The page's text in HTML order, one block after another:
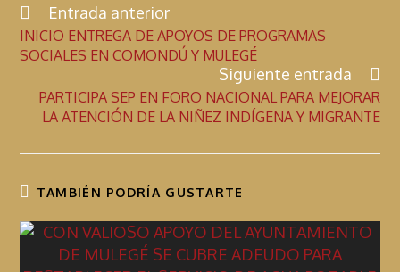
b
o
o
k
s
A
p
p
er n
g
er
C
o
n
a
r
l
e
Entrada anterior
INICIO ENTREGA DE APOYOS DE PROGRAMAS
SOCIALES EN COMONDÚ Y MULEGÉ
Siguiente entrada
PARTICIPA SEP EN FORO NACIONAL PARA MEJORAR
LA ATENCIÓN DE LA NIÑEZ INDÍGENA Y MIGRANTE
TAMBIÉN PODRÍA GUSTARTE